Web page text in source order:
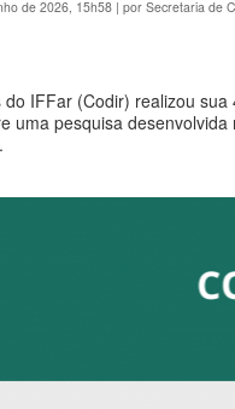
de 2026, 15h58 | por Secretaria de
IFFar (Codir) realizou
uma pesquisa